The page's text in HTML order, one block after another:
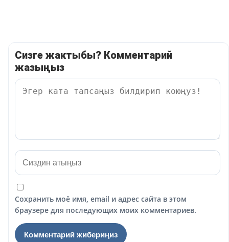
Сизге жактыбы? Комментарий
жазыңыз
Сохранить моё имя, email и адрес сайта в этом
браузере для последующих моих комментариев.